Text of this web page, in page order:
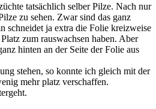
tatsächlich selber Pilze. Nach nur
zu sehen. Zwar sind das ganz
schneidet ja extra die Folie kreizweise
zum rauswachsen haben. Aber
hinten an der Seite der Folie aus
stehen, so konnte ich gleich mit der
mehr platz verschaffen.